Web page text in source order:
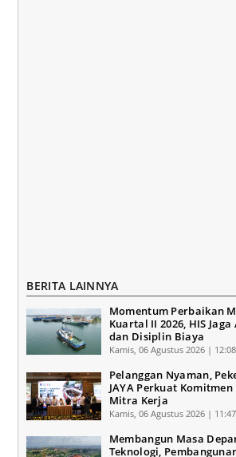
BERITA LAINNYA
Momentum Perbaikan
Kuartal II 2026, HIS
dan Disiplin Biaya
Kamis, 06 Agustus 2026 | 12:08
Pelanggan Nyaman,
JAYA Perkuat Komitmen
Mitra Kerja
Kamis, 06 Agustus 2026 | 11:47
Membangun Masa
Teknologi,